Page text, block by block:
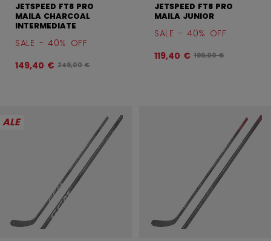
JETSPEED FT8 PRO
MAILA CHARCOAL
INTERMEDIATE
SALE - 40% OFF
149,40 € Alkuperäinen hinta ennen alennusta oli
249,00 €
JETSPEED FT8 PRO
MAILA JUNIOR
SALE - 40% OFF
119,40 € Alkuperäinen hinta
199,00 €
ALE